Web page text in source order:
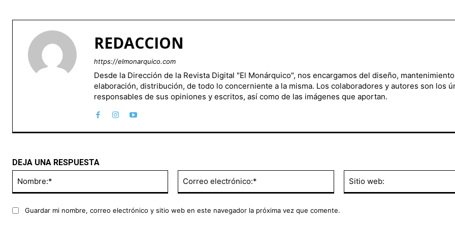
REDACCION
https://elmonarquico.com
Desde la Dirección de la Revista Digital "El Monárquico", nos encargamos del diseño,
elaboración, distribución, de todo lo concerniente a la misma. Los colaboradores y autores son los
responsables de sus opiniones y escritos, así como de las imágenes que aportan.
DEJA UNA RESPUESTA
electrónico:*
Guardar mi nombre, correo electrónico y sitio web en este navegador la próxima vez que comente.